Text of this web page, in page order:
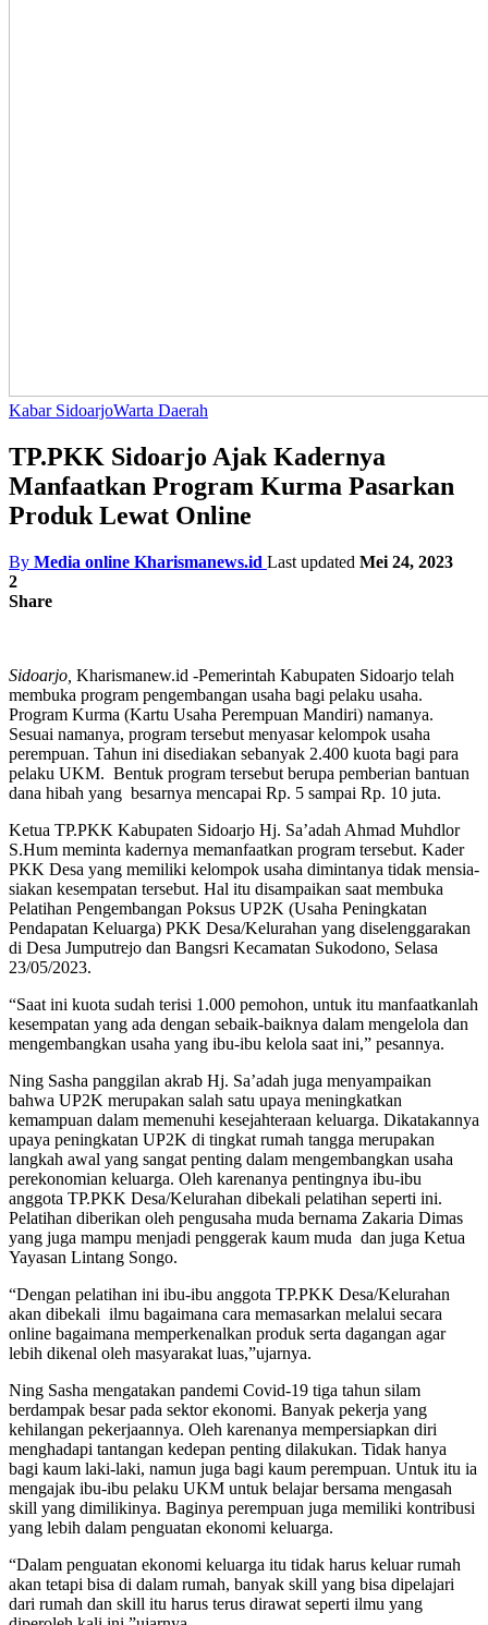
Kabar SidoarjoWarta Daerah
TP.PKK Sidoarjo Ajak Kadernya
Manfaatkan Program Kurma Pasarkan
Produk Lewat Online
By Media online Kharismanews.id Last updated Mei 24, 2023
2
Share
Sidoarjo, Kharismanew.id -Pemerintah Kabupaten Sidoarjo telah
membuka program pengembangan usaha bagi pelaku usaha.
Program Kurma (Kartu Usaha Perempuan Mandiri) namanya.
Sesuai namanya, program tersebut menyasar kelompok usaha
perempuan. Tahun ini disediakan sebanyak 2.400 kuota bagi para
pelaku UKM. Bentuk program tersebut berupa pemberian bantuan
dana hibah yang besarnya mencapai Rp. 5 sampai Rp. 10 juta.
Ketua TP.PKK Kabupaten Sidoarjo Hj. Sa’adah Ahmad Muhdlor
S.Hum meminta kadernya memanfaatkan program tersebut. Kader
PKK Desa yang memiliki kelompok usaha dimintanya tidak mensia-
siakan kesempatan tersebut. Hal itu disampaikan saat membuka
Pelatihan Pengembangan Poksus UP2K (Usaha Peningkatan
Pendapatan Keluarga) PKK Desa/Kelurahan yang diselenggarakan
di Desa Jumputrejo dan Bangsri Kecamatan Sukodono, Selasa
23/05/2023.
“Saat ini kuota sudah terisi 1.000 pemohon, untuk itu manfaatkanlah
kesempatan yang ada dengan sebaik-baiknya dalam mengelola dan
mengembangkan usaha yang ibu-ibu kelola saat ini,” pesannya.
Ning Sasha panggilan akrab Hj. Sa’adah juga menyampaikan
bahwa UP2K merupakan salah satu upaya meningkatkan
kemampuan dalam memenuhi kesejahteraan keluarga. Dikatakannya
upaya peningkatan UP2K di tingkat rumah tangga merupakan
langkah awal yang sangat penting dalam mengembangkan usaha
perekonomian keluarga. Oleh karenanya pentingnya ibu-ibu
anggota TP.PKK Desa/Kelurahan dibekali pelatihan seperti ini.
Pelatihan diberikan oleh pengusaha muda bernama Zakaria Dimas
yang juga mampu menjadi penggerak kaum muda dan juga Ketua
Yayasan Lintang Songo.
“Dengan pelatihan ini ibu-ibu anggota TP.PKK Desa/Kelurahan
akan dibekali ilmu bagaimana cara memasarkan melalui secara
online bagaimana memperkenalkan produk serta dagangan agar
lebih dikenal oleh masyarakat luas,”ujarnya.
Ning Sasha mengatakan pandemi Covid-19 tiga tahun silam
berdampak besar pada sektor ekonomi. Banyak pekerja yang
kehilangan pekerjaannya. Oleh karenanya mempersiapkan diri
menghadapi tantangan kedepan penting dilakukan. Tidak hanya
bagi kaum laki-laki, namun juga bagi kaum perempuan. Untuk itu ia
mengajak ibu-ibu pelaku UKM untuk belajar bersama mengasah
skill yang dimilikinya. Baginya perempuan juga memiliki kontribusi
yang lebih dalam penguatan ekonomi keluarga.
“Dalam penguatan ekonomi keluarga itu tidak harus keluar rumah
akan tetapi bisa di dalam rumah, banyak skill yang bisa dipelajari
dari rumah dan skill itu harus terus dirawat seperti ilmu yang